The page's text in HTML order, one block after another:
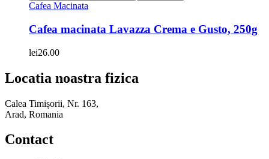
Cafea Macinata
Cafea macinata Lavazza Crema e Gusto, 250g
lei26.00
Locatia noastra fizica
Calea Timișorii, Nr. 163,
Arad, Romania
Contact